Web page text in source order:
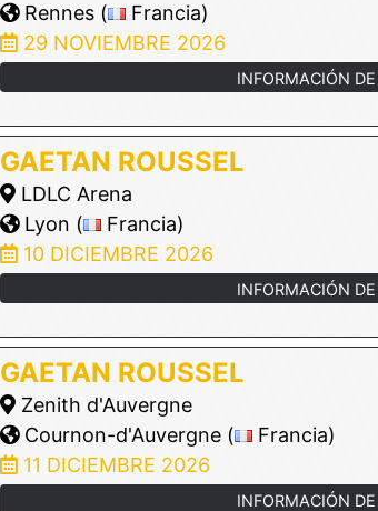
Rennes (
Francia)
29 NOVIEMBRE 2026
INFORMACIÓN
GAETAN ROUSSEL
LDLC Arena
Lyon (
Francia)
10 DICIEMBRE 2026
INFORMACIÓN
GAETAN ROUSSEL
Zenith d'Auvergne
Cournon-d'Auvergne (
Francia)
11 DICIEMBRE 2026
INFORMACIÓN